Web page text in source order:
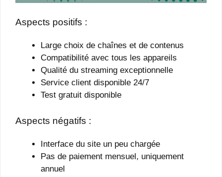
Aspects positifs :
Large choix de chaînes et de contenus
Compatibilité avec tous les appareils
Qualité du streaming exceptionnelle
Service client disponible 24/7
Test gratuit disponible
Aspects négatifs :
Interface du site un peu chargée
Pas de paiement mensuel, uniquement
annuel